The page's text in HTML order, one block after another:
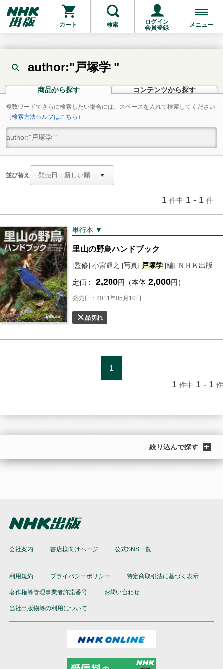
カート 検索
ログイン
会員登録
メニュー
author:"戸塚学 "
商品から探す コンテンツから探す
複数ワードでさらに検索したい場合には、スペースを入れて検索してください
（検索方法ヘルプはこちら ）
並び替え
1 件中 1 - 1 件
単行本 ▼
里山の野鳥ハンドブック
[監修] 小宮輝之 [写真] 戸塚学 [編] ＮＨＫ出版
定価： 2,200円（本体 2,000円）
発売日：2011年05月10日
品切れ
1
1 件中 1 - 1 件
絞り込んで探す
会社案内 書店様向けページ 公式SNS一覧
利用規約 プライバシーポリシー 特定商取引法に基づく表示
著作権等管理事業者許諾番号 お問い合わせ
当社出版物等の利用について